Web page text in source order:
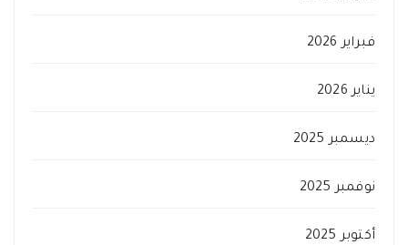
فبراير 2026
يناير 2026
ديسمبر 2025
نوفمبر 2025
أكتوبر 2025